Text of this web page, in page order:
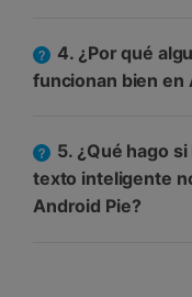
4. ¿Por qué
funcionan bien en
5. ¿Qué hago
texto inteligente
Android Pie?